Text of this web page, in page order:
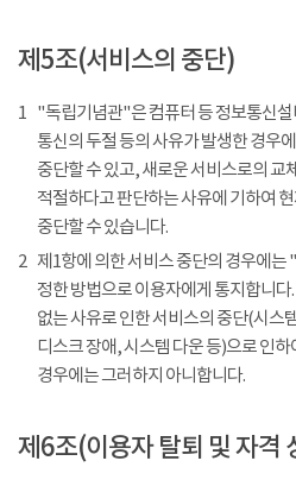
제5조(서비스의 중단)
1 "독립기념관"은 컴퓨터 등 정보통신설
통신의 두절 등의 사유가 발생한 경우
중단할 수 있고, 새로운 서비스로의 교
적절하다고 판단하는 사유에 기하여
중단할 수 있습니다.
2 제1항에 의한 서비스 중단의 경우에
정한 방법으로 이용자에게 통지합니
없는 사유로 인한 서비스의 중단(시스
디스크 장애, 시스템 다운 등)으로 인
경우에는 그러하지 아니합니다.
제6조(이용자 탈퇴 및 자격